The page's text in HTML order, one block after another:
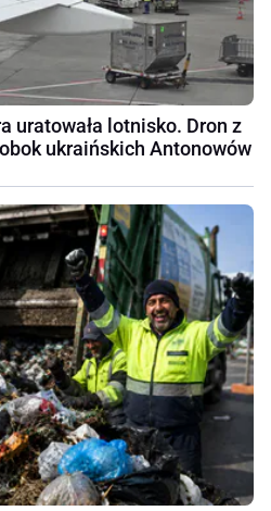
uratowała lotnisko. Dron z
ukraińskich Antonowów